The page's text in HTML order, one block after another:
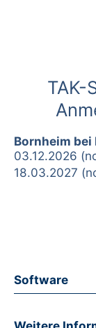
TAK-
Bornheim bei
03.12.2026
18.03.2027
Software